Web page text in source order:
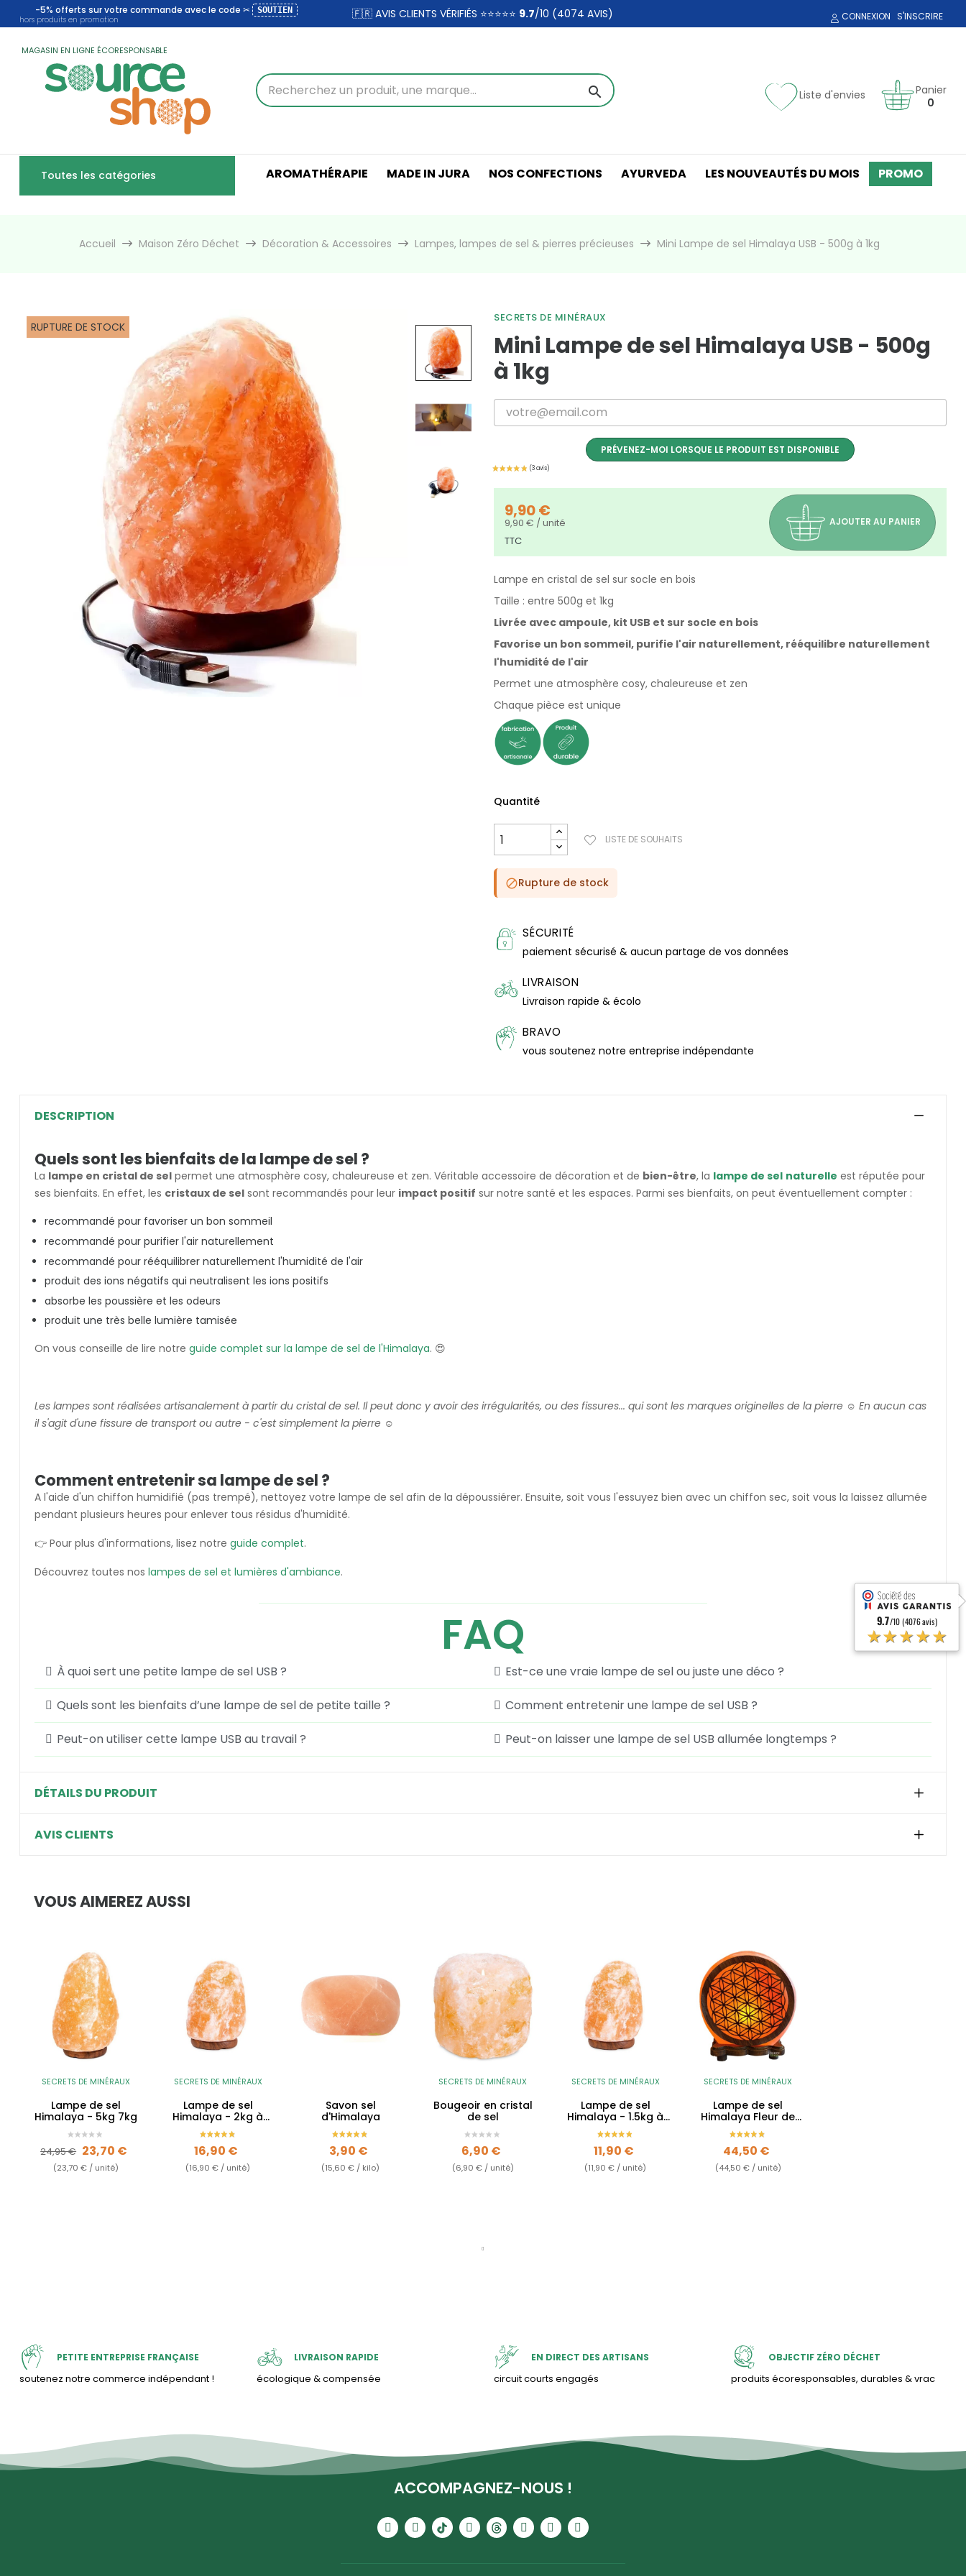
-5% offerts sur votre commande avec le code ✂ SOUTIEN
hors produits en promotion 🇫🇷 AVIS CLIENTS VÉRIFIÉS ⭐⭐⭐⭐⭐ 9.7/10 (4074 AVIS) CONNEXION S'INSCRIRE
MAGASIN EN LIGNE ÉCORESPONSABLE
search Liste d'envies
Panier
0
Toutes les catégories AROMATHÉRAPIE MADE IN JURA NOS CONFECTIONS AYURVEDA LES NOUVEAUTÉS DU MOIS PROMO
Accueil Maison Zéro Déchet Décoration & Accessoires Lampes, lampes de sel & pierres précieuses Mini Lampe de sel Himalaya USB - 500g à 1kg
RUPTURE DE STOCK
SECRETS DE MINÉRAUX
Mini Lampe de sel Himalaya USB - 500g
à 1kg
PRÉVENEZ-MOI LORSQUE LE PRODUIT EST DISPONIBLE
9,90 €
9,90 € / unité
TTC
AJOUTER AU PANIER
Lampe en cristal de sel sur socle en bois
Taille : entre 500g et 1kg
Livrée avec ampoule, kit USB et sur socle en bois
Favorise un bon sommeil, purifie l'air naturellement, rééquilibre naturellement
l'humidité de l'air
Permet une atmosphère cosy, chaleureuse et zen
Chaque pièce est unique
Quantité
LISTE DE SOUHAITS
Rupture de stock
SÉCURITÉ
paiement sécurisé & aucun partage de vos données
LIVRAISON
Livraison rapide & écolo
BRAVO
vous soutenez notre entreprise indépendante
DESCRIPTION
Quels sont les bienfaits de la lampe de sel ?
La lampe en cristal de sel permet une atmosphère cosy, chaleureuse et zen. Véritable accessoire de décoration et de bien-être, la lampe de sel naturelle est réputée pour
ses bienfaits. En effet, les cristaux de sel sont recommandés pour leur impact positif sur notre santé et les espaces. Parmi ses bienfaits, on peut éventuellement compter :
recommandé pour favoriser un bon sommeil
recommandé pour purifier l'air naturellement
recommandé pour rééquilibrer naturellement l'humidité de l'air
produit des ions négatifs qui neutralisent les ions positifs
absorbe les poussière et les odeurs
produit une très belle lumière tamisée
On vous conseille de lire notre guide complet sur la lampe de sel de l'Himalaya. 😍
Les lampes sont réalisées artisanalement à partir du cristal de sel. Il peut donc y avoir des irrégularités, ou des fissures... qui sont les marques originelles de la pierre ☺️ En aucun cas
il s'agit d'une fissure de transport ou autre - c'est simplement la pierre ☺️
Comment entretenir sa lampe de sel ?
A l'aide d'un chiffon humidifié (pas trempé), nettoyez votre lampe de sel afin de la dépoussiérer. Ensuite, soit vous l'essuyez bien avec un chiffon sec, soit vous la laissez allumée
pendant plusieurs heures pour enlever tous résidus d'humidité.
👉 Pour plus d'informations, lisez notre guide complet.
Découvrez toutes nos lampes de sel et lumières d'ambiance.
FAQ
À quoi sert une petite lampe de sel USB ?
Quels sont les bienfaits d’une lampe de sel de petite taille ?
Peut-on utiliser cette lampe USB au travail ?
Est-ce une vraie lampe de sel ou juste une déco ?
Comment entretenir une lampe de sel USB ?
Peut-on laisser une lampe de sel USB allumée longtemps ?
DÉTAILS DU PRODUIT
AVIS CLIENTS
VOUS AIMEREZ AUSSI
SECRETS DE MINÉRAUX
Lampe de sel
Himalaya - 5kg 7kg
Prix de base
24,95 € Prix
23,70 €
(23,70 € / unité)
SECRETS DE MINÉRAUX
Lampe de sel
Himalaya - 2kg à
3kg
Prix
16,90 €
(16,90 € / unité)
Savon sel
d'Himalaya
Prix
3,90 €
(15,60 € / kilo)
SECRETS DE MINÉRAUX
Bougeoir en cristal
de sel
Prix
6,90 €
(6,90 € / unité)
SECRETS DE MINÉRAUX
Lampe de sel
Himalaya - 1.5kg à
2kg
Prix
11,90 €
(11,90 € / unité)
SECRETS DE MINÉRAUX
Lampe de sel
Himalaya Fleur de
Vie - 5kg
Prix
44,50 €
(44,50 € / unité)
PETITE ENTREPRISE FRANÇAISE
soutenez notre commerce indépendant !
LIVRAISON RAPIDE
écologique & compensée
EN DIRECT DES ARTISANS
circuit courts engagés
OBJECTIF ZÉRO DÉCHET
produits écoresponsables, durables & vrac
ACCOMPAGNEZ-NOUS !
9.7/10 (4076 avis)
★★★★★